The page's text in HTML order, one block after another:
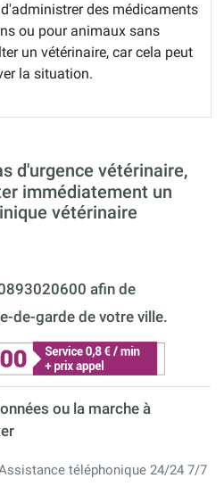
des médicaments
ou pour animaux sans
un vétérinaire, car cela peut
la situation.
d'urgence vétérinaire,
immédiatement un
vétérinaire
afin de
de-garde de votre ville.
ou la marche à
téléphonique 24/24 7/7